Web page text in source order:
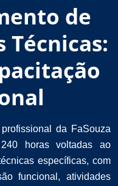
de
Técnicas:
da FaSouza
horas voltadas ao
específicas, com
funcional, atividades